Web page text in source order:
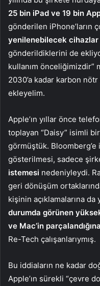
25 bin iPad ve 19 bin
gönderilen iPhone’ların
yenilenebilecek cihazlar
gönderildiklerini de
kullanım önceliğimizdir”
2030’a kadar karbon
ekleyelim.
Apple’ın yıllar önce
toplayan “Daisy” isimli
görmüştük. Bloomberg’e
gösterilmesi, sadece
istemesi nedeniyleydi.
geri dönüşüm
kişinin açıklamalarına
durumda görünen
ve Mac’in parçalandığına
Re-Tech çalışanlarıymış.
Bu iddiaların ne kadar
Apple’ın sürekli “çevre